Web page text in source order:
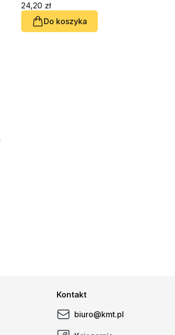
24,20 zł
Do koszyka
Kontakt
biuro@kmt.pl